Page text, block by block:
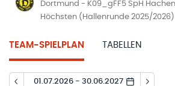
Dortmund - K09_gFF5 SpH
Höchsten (Hallenrunde 2025/2026)
TEAM-SPIELPLAN TABELLEN
01.07.2026 - 30.06.2027